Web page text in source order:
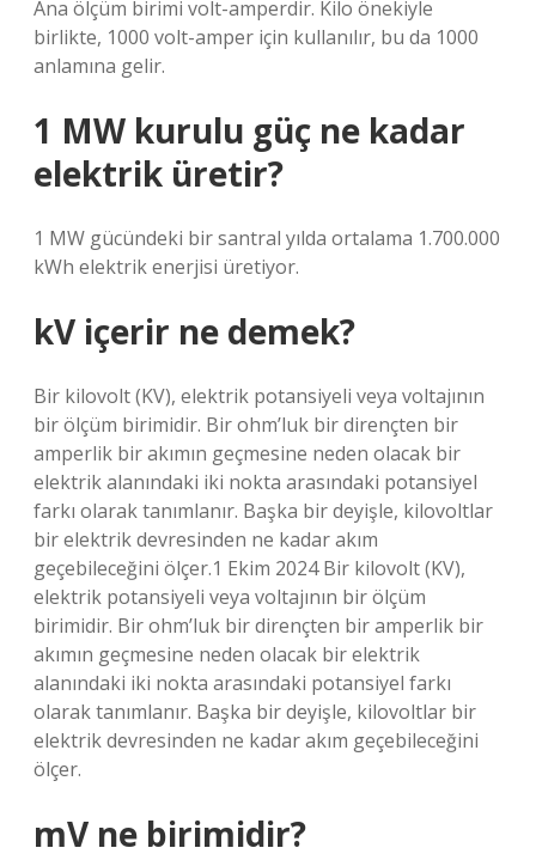
Ana ölçüm birimi volt-amperdir. Kilo önekiyle
birlikte, 1000 volt-amper için kullanılır, bu da 1000
anlamına gelir.
1 MW kurulu güç ne kadar
elektrik üretir?
1 MW gücündeki bir santral yılda ortalama 1.700.000
kWh elektrik enerjisi üretiyor.
kV içerir ne demek?
Bir kilovolt (KV), elektrik potansiyeli veya voltajının
bir ölçüm birimidir. Bir ohm’luk bir dirençten bir
amperlik bir akımın geçmesine neden olacak bir
elektrik alanındaki iki nokta arasındaki potansiyel
farkı olarak tanımlanır. Başka bir deyişle, kilovoltlar
bir elektrik devresinden ne kadar akım
geçebileceğini ölçer.1 Ekim 2024 Bir kilovolt (KV),
elektrik potansiyeli veya voltajının bir ölçüm
birimidir. Bir ohm’luk bir dirençten bir amperlik bir
akımın geçmesine neden olacak bir elektrik
alanındaki iki nokta arasındaki potansiyel farkı
olarak tanımlanır. Başka bir deyişle, kilovoltlar bir
elektrik devresinden ne kadar akım geçebileceğini
ölçer.
mV ne birimidir?